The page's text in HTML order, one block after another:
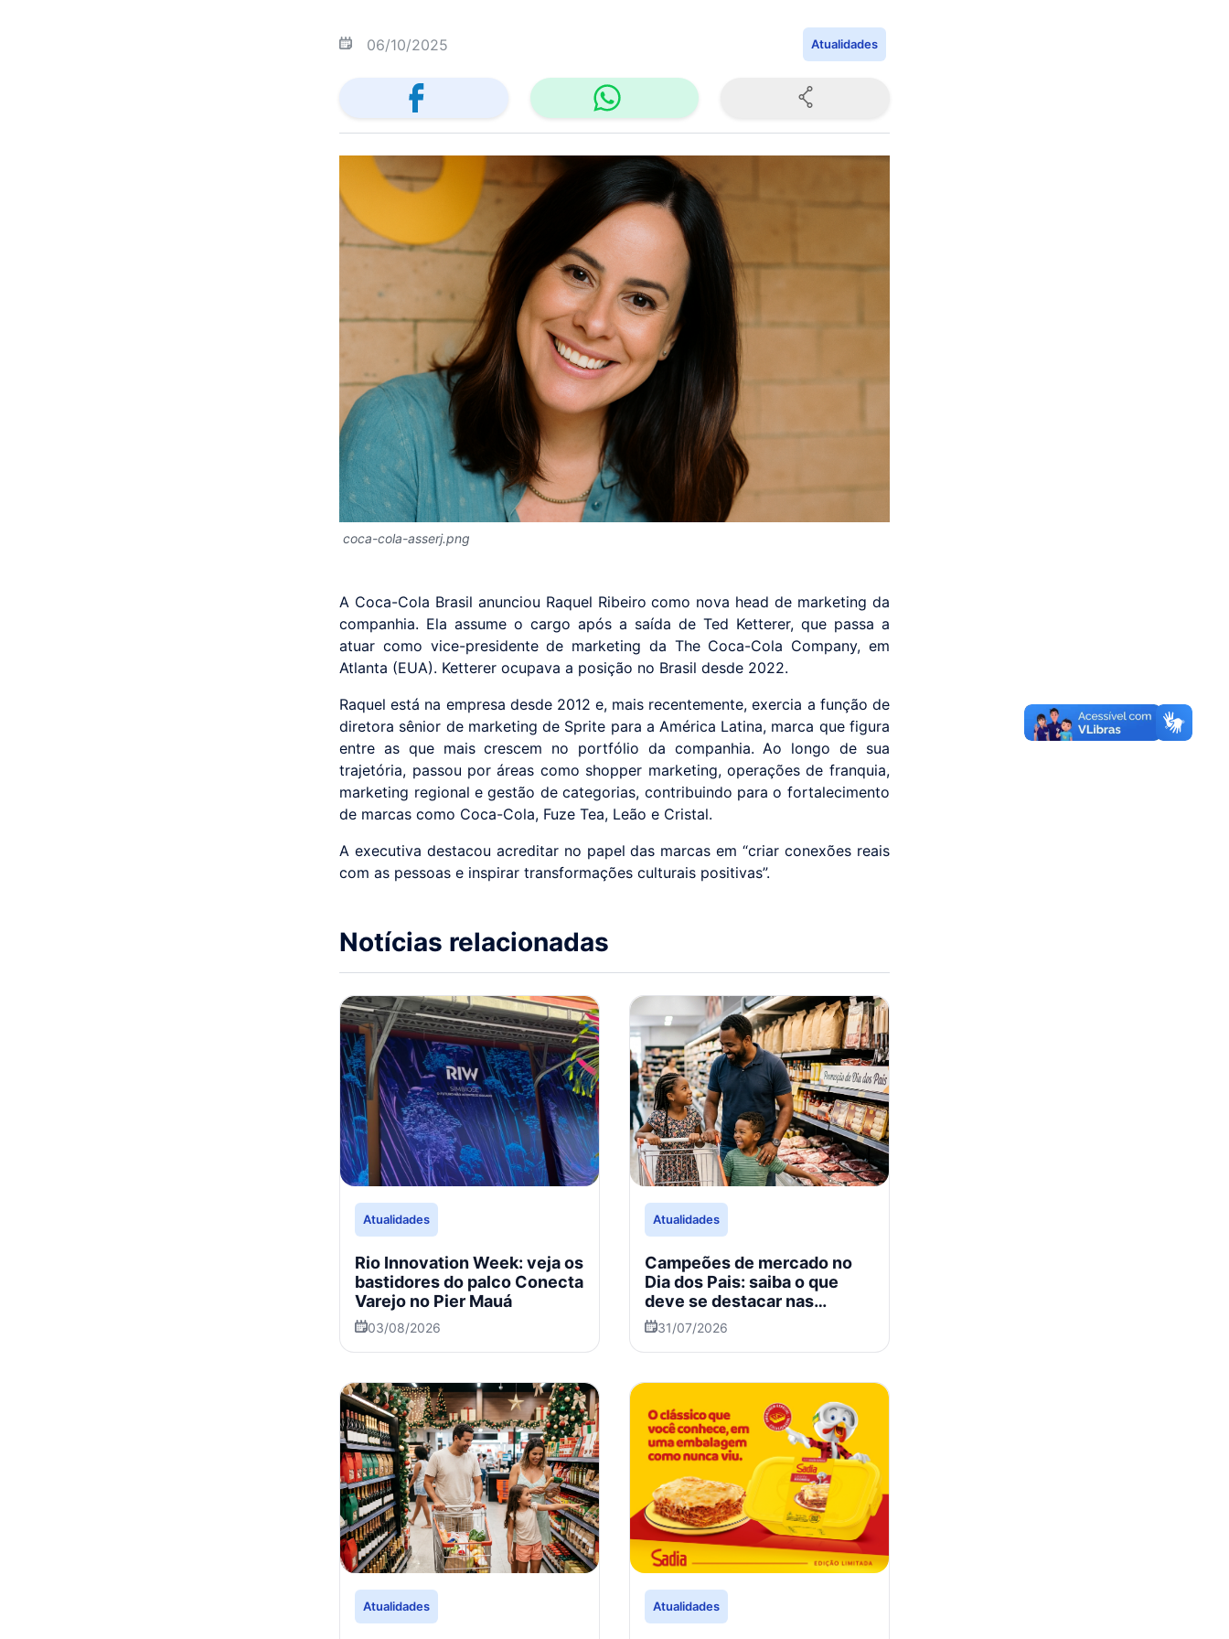
06/10/2025 Atualidades
coca-cola-asserj.png
A Coca-Cola Brasil anunciou Raquel Ribeiro como nova head de marketing da
companhia. Ela assume o cargo após a saída de Ted Ketterer, que passa a
atuar como vice-presidente de marketing da The Coca-Cola Company, em
Atlanta (EUA). Ketterer ocupava a posição no Brasil desde 2022.
Raquel está na empresa desde 2012 e, mais recentemente, exercia a função de
diretora sênior de marketing de Sprite para a América Latina, marca que figura
entre as que mais crescem no portfólio da companhia. Ao longo de sua
trajetória, passou por áreas como shopper marketing, operações de franquia,
marketing regional e gestão de categorias, contribuindo para o fortalecimento
de marcas como Coca-Cola, Fuze Tea, Leão e Cristal.
A executiva destacou acreditar no papel das marcas em “criar conexões reais
com as pessoas e inspirar transformações culturais positivas”.
Notícias relacionadas
Atualidades
Rio Innovation Week: veja os
bastidores do palco Conecta
Varejo no Pier Mauá
03/08/2026
Atualidades
Campeões de mercado no
Dia dos Pais: saiba o que
deve se destacar nas
vendas em 2026
31/07/2026
Atualidades Atualidades